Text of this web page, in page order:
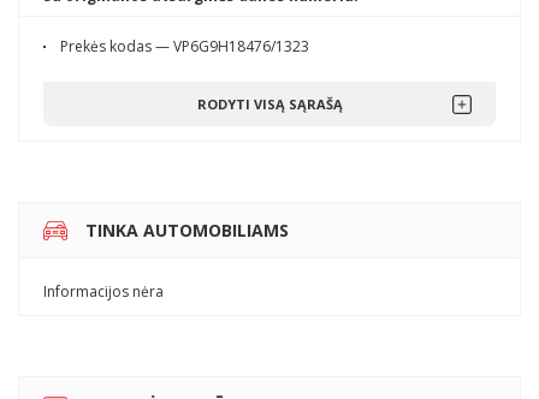
Prekės kodas — VP6G9H18476/1323
RODYTI VISĄ SĄRAŠĄ
TINKA AUTOMOBILIAMS
Informacijos nėra